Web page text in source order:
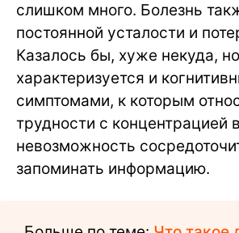
слишком много. Болезнь
постоянной усталости и
Казалось бы, хуже некуда,
характеризуется и
симптомами, к которым
трудности с концентрацией
невозможность
запоминать информацию.